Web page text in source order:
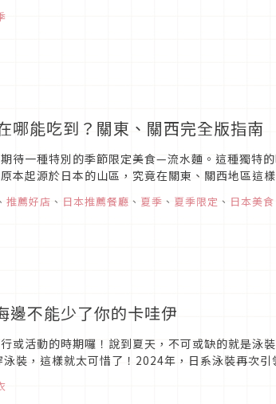
哪能吃到？關東、關西完全版指南
待一種特別的季節限定美食—流水麵。這種獨特
本起源於日本的山區，究竟在關東、關西地區這
推薦好店 、 日本推薦餐廳 、 夏季 、 夏季限定 、 日本美食
邊不能少了你的卡哇伊
或活動的時期囉！說到夏天，不可或缺的就是泳
裝，這樣就太可惜了！2024年，日系泳裝再次引